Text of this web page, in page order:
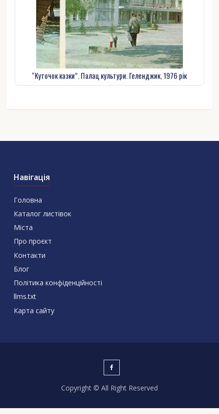
“Куточок казки”. Палац культури. Геленджик, 1976 рік
Навігація
Головна
Каталог листівок
Міста
Про проєкт
Контакти
Блог
Політика конфіденційності
llms.txt
Карта сайту
Copyright © All Right Reserved